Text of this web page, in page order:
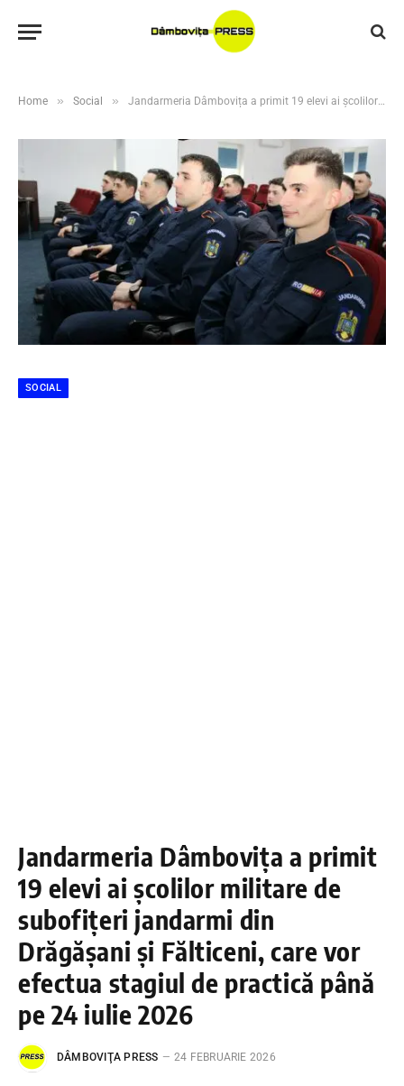
Home » Social » Jandarmeria Dâmbovița a primit 19 elevi ai școlilor militare de subofițeri jandarmi din Drăgășani și Fălticeni, care vor efectua stagiul de practică până pe 24 iulie 2026
SOCIAL
Jandarmeria Dâmbovița a primit
19 elevi ai școlilor militare de
subofițeri jandarmi din
Drăgășani și Fălticeni, care vor
efectua stagiul de practică până
pe 24 iulie 2026
DÂMBOVIŢA PRESS 24 FEBRUARIE 2026